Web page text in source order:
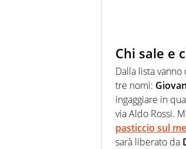
Chi sale e
Dalla lista
tre nomi:
ingaggiare in
via Aldo Rossi.
pasticcio sul
sarà liberato da